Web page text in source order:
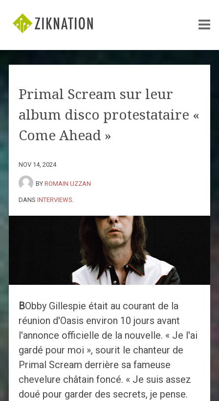
Primal Scream sur leur
album disco protestataire «
Come Ahead »
NOV 14, 2024
BY ROMAIN UZZAN
DANS INTERVIEWS
BObby Gillespie était au courant de la
réunion d'Oasis environ 10 jours avant
l'annonce officielle de la nouvelle. « Je l'ai
gardé pour moi », sourit le chanteur de
Primal Scream derrière sa fameuse
chevelure châtain foncé. « Je suis assez
doué pour garder des secrets, je pense.